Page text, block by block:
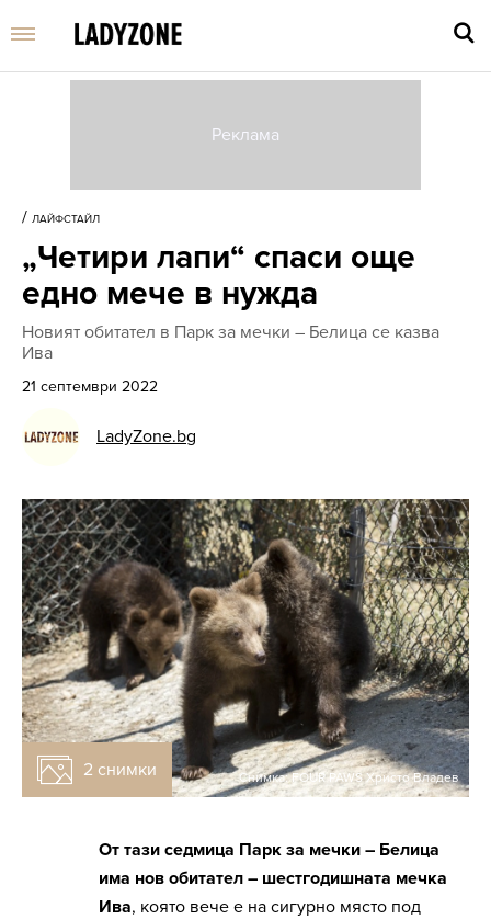
/ ЛАЙФСТАЙЛ
„Четири лапи“ спаси още
едно мече в нужда
Новият обитател в Парк за мечки – Белица се казва
Ива
21 септември 2022
LadyZone.bg
2 снимки Снимка: FOUR PAWS Христо Владев
От тази седмица Парк за мечки – Белица
има нов обитател – шестгодишната мечка
Ива, която вече е на сигурно място под